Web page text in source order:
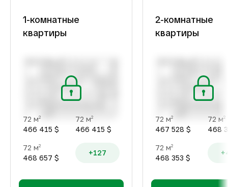
1-комнатные
квартиры
72 м2
466 415 $
72 м2
466 415 $
72 м2
468 657 $
+127
2-комнатные
квартиры
72 м2
467 528 $
72 м2
468
72 м2
468 353 $